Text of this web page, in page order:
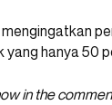
mengingatkan
hanya 50
in the